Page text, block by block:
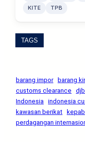
KITE
TPB
TAGS
barang impor barang
customs clearance
Indonesia indonesia
kawasan berikat
perdagangan